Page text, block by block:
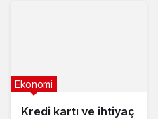
Kredi kartı ve ihtiyaç
Ekonomi